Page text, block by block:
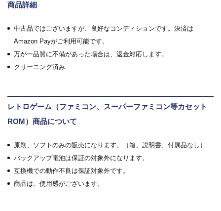
商品詳細
中古品ではございますが、良好なコンディションです。決済は
Amazon Payがご利用可能です。
万が一品質に不備があった場合は、返金対応します。
クリーニング済み
レトロゲーム（ファミコン、スーパーファミコン等カセット
ROM）商品について
原則、ソフトのみの販売になります。（箱、説明書、付属品なし）
バックアップ電池は保証の対象外になります。
互換機での動作不良は保証対象外です。
商品は、使用感がございます。